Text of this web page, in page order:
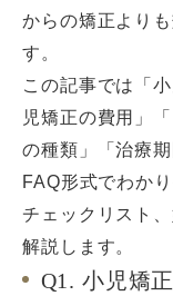
からの矯正より
す。
この記事では「
児矯正の費用」
の種類」「治療
FAQ形式でわか
チェックリスト
解説します。
Q1. 小児矯